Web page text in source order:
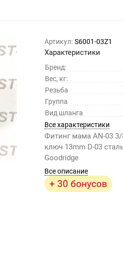
Артикул: S6001-03Z1
Характеристики
Бренд:
Вес, кг:
Резьба
Группа
Вид шланга
Все характеристики
Фитинг мама AN-03
ключ 13mm D-03
Goodridge
Все описание
+ 30 бонусов